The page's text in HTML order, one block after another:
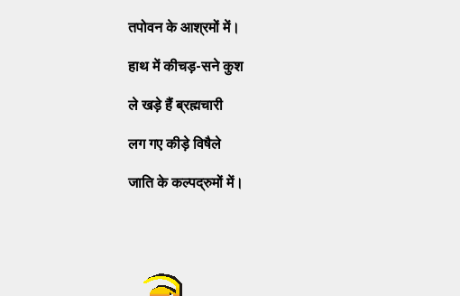
तपोवन के आश्रमों में।
हाथ में कीचड़-सने कुश
ले खड़े हैं ब्रह्मचारी
लग गए कीड़े विषैले
जाति के कल्पद्रुमों में।